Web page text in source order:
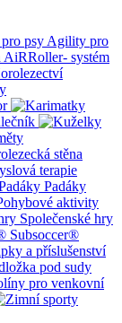
Agility pro
AiRRoller- systém
stěna
terapie
Padáky
aktivity
Společenské hry
Subsoccer®
a příslušenství
pod sudy
pro venkovní